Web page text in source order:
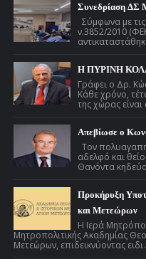
Συνεδρίαση ΔΣ
Σύμφωνα με
ν.3852/2010
Η ΠΥΡΙΝΗ
Γράφει ο Δρ.
Κάθε χρόνο,
της χώρας είναι
Απεβίωσε ο
Τον
αδελφό και
Θανόντα
Προκήρυξη
και Μετεώρων
Η Ιερά
Μητροπολιτικής Ακαδημίας
Μετεώρων, επιδεικνύοντας